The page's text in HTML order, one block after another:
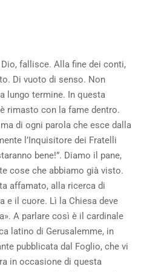
Dio, fallisce. Alla fine dei conti,
Di vuoto di senso. Non
lungo termine. In questa
rimasto con la fame dentro.
di ogni parola che esce dalla
l’Inquisitore dei Fratelli
bene!”. Diamo il pane,
cose che abbiamo già visto.
affamato, alla ricerca di
e il cuore. Lì la Chiesa deve
A parlare così è il cardinale
latino di Gerusalemme, in
pubblicata dal Foglio, che vi
in occasione di questa